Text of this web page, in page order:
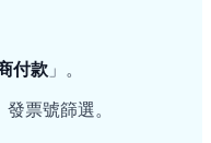
付款 」。
票號篩選。